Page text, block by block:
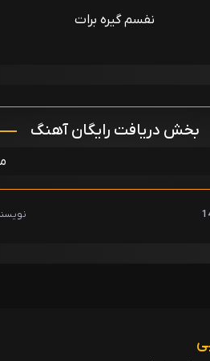
نفسم گیره برات
بخش دریافت رایگان آهنگ